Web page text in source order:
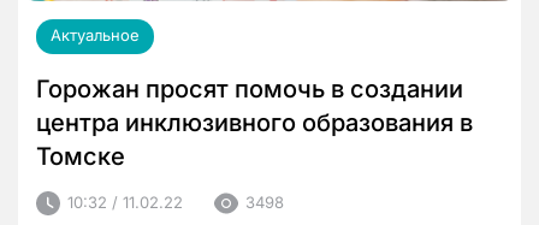
Актуальное
Горожан просят помочь в создании
центра инклюзивного образования в
Томске
10:32 / 11.02.22 3498